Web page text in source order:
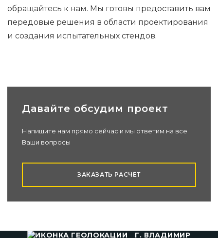
обращайтесь к нам. Мы готовы предоставить вам
передовые решения в области проектирования
и создания испытательных стендов.
Давайте обсудим проект
Напишите нам прямо сейчас и мы ответим на все
Ваши вопросы
ЗАКАЗАТЬ РАСЧЕТ
Г. ВЛАДИМИР